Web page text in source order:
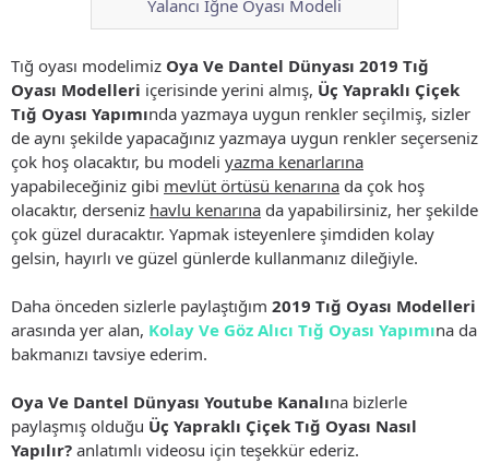
Yalancı İğne Oyası Modeli
Tığ oyası modelimiz Oya Ve Dantel Dünyası 2019 Tığ
Oyası Modelleri içerisinde yerini almış, Üç Yapraklı Çiçek
Tığ Oyası Yapımında yazmaya uygun renkler seçilmiş, sizler
de aynı şekilde yapacağınız yazmaya uygun renkler seçerseniz
çok hoş olacaktır, bu modeli yazma kenarlarına
yapabileceğiniz gibi mevlüt örtüsü kenarına da çok hoş
olacaktır, derseniz havlu kenarına da yapabilirsiniz, her şekilde
çok güzel duracaktır. Yapmak isteyenlere şimdiden kolay
gelsin, hayırlı ve güzel günlerde kullanmanız dileğiyle.
Daha önceden sizlerle paylaştığım 2019 Tığ Oyası Modelleri
arasında yer alan, Kolay Ve Göz Alıcı Tığ Oyası Yapımına da
bakmanızı tavsiye ederim.
Oya Ve Dantel Dünyası Youtube Kanalına bizlerle
paylaşmış olduğu Üç Yapraklı Çiçek Tığ Oyası Nasıl
Yapılır? anlatımlı videosu için teşekkür ederiz.